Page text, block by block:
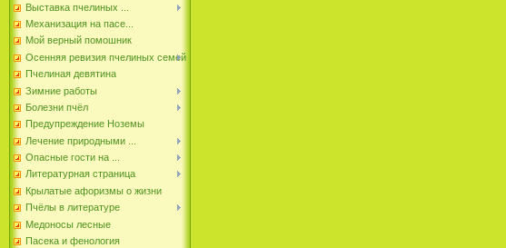
Выставка пчелиных ...
Механизация на пасе...
Мой верный помошник
Осенняя ревизия пчелиных семей
Пчелиная девятина
Зимние работы
Болезни пчёл
Предупреждение Ноземы
Лечение природными ...
Опасные гости на ...
Литературная страница
Крылатые афоризмы о жизни
Пчёлы в литературе
Медоносы лесные
Пасека и фенология